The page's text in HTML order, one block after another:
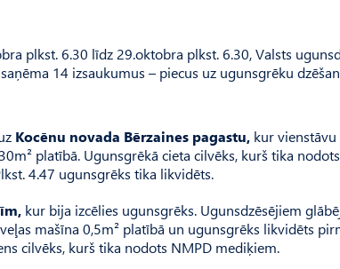
plkst. 6.30 līdz 29.oktobra plkst. 6.30, Valsts
14 izsaukumus – piecus uz ugunsgrēku
Kocēnu novada Bērzaines pagastu, kur
platībā. Ugunsgrēkā cieta cilvēks, kurš tika
4.47 ugunsgrēks tika likvidēts.
kur bija izcēlies ugunsgrēks. Ugunsdzēsējiem
mašīna 0,5m² platībā un ugunsgrēks likvidēts
cilvēks, kurš tika nodots NMPD mediķiem.